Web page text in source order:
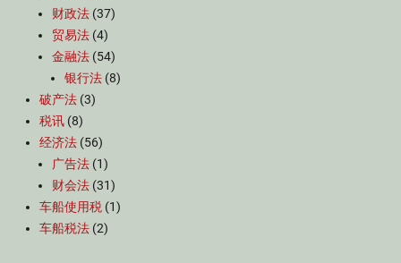
财政法 (37)
贸易法 (4)
金融法 (54)
银行法 (8)
破产法 (3)
税讯 (8)
经济法 (56)
广告法 (1)
财会法 (31)
车船使用税 (1)
车船税法 (2)